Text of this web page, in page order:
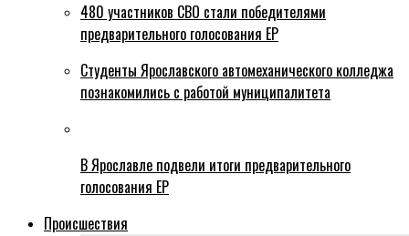
480 участников СВО стали победителями
предварительного голосования ЕР
Студенты Ярославского автомеханического колледжа
познакомились с работой муниципалитета
В Ярославле подвели итоги предварительного
голосования ЕР
Происшествия